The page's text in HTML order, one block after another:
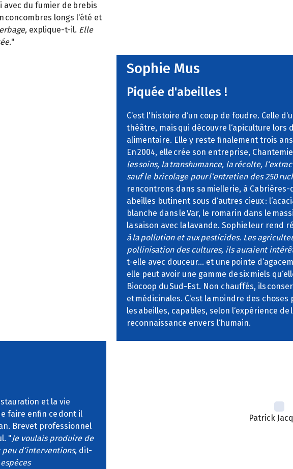
avec du fumier de brebis
longs l‘été et
explique-t-il. Elle
"
Sophie Mus
Piquée d'abeilles !
C‘est l'histoire d‘un coup de foudre. Celle
théâtre, mais qui découvre l‘apiculture lors
alimentaire. Elle y reste finalement trois
En 2004, elle crée son entreprise,
les soins, la transhumance, la récolte,
sauf le bricolage pour l‘entretien des 250
rencontrons dans sa miellerie, à Cabrières-
abeilles butinent sous d‘autres cieux :
blanche dans le Var, le romarin dans le
la saison avec la lavande. Sophie leur rend
à la pollution et aux pesticides. Les
pollinisation des cultures, ils auraient
t-elle avec douceur… et une pointe
elle peut avoir une gamme de six miels
Biocoop du Sud-Est. Non chauffés, ils
et médicinales. C‘est la moindre des
les abeilles, capables, selon l‘expérience
reconnaissance envers l‘humain.
et la vie
faire enfin ce dont il
Brevet professionnel
"Je voulais produire de
d‘interventions, dit-
Patrick